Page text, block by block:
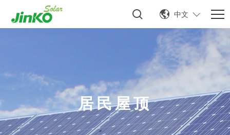
中文
居民屋顶